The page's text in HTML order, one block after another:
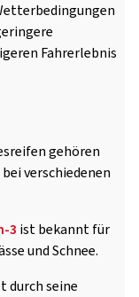
Fahrerlebnis
gehören
verschiedenen
3 ist bekannt für
und Schnee.
durch seine